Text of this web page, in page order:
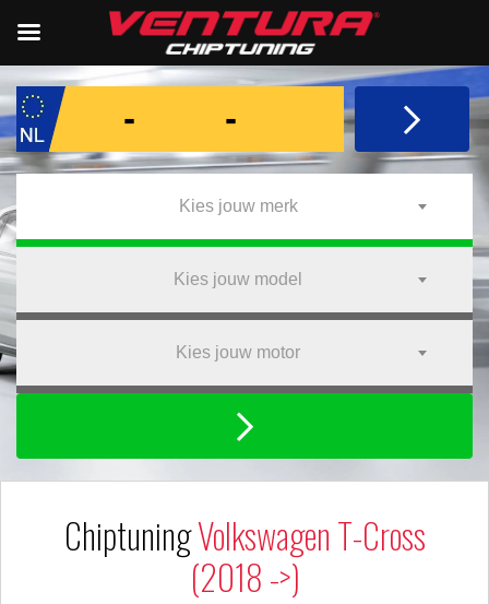
Kies jouw merk
Kies jouw model
Kies jouw motor
ChiptuningVolkswagen T-Cross
(2018 ->)